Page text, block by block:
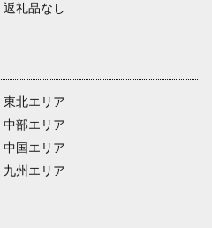
返礼品なし
東北エリア
中部エリア
中国エリア
九州エリア